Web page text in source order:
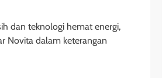
dan teknologi hemat energi,
Novita dalam keterangan